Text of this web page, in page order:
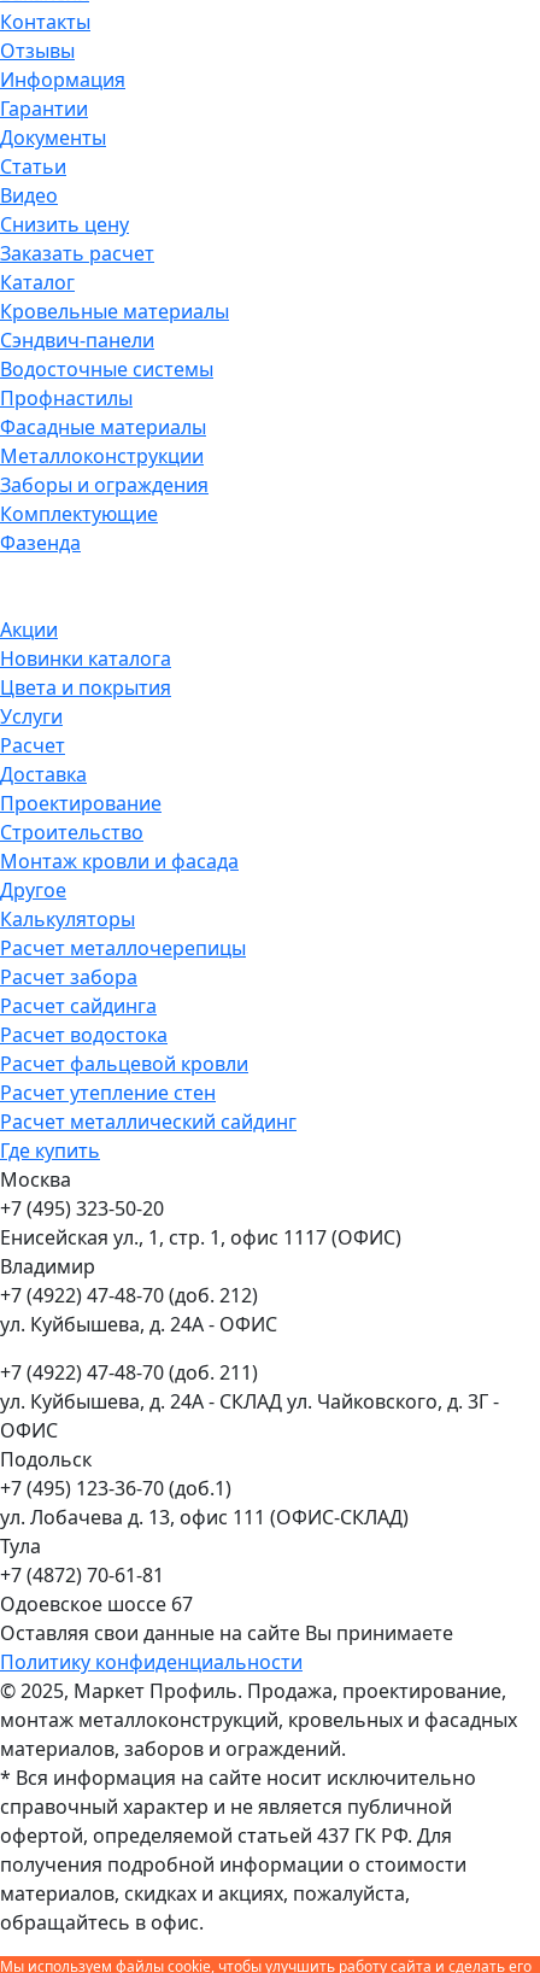
Контакты
Отзывы
Информация
Гарантии
Документы
Статьи
Видео
Снизить цену
Заказать расчет
Каталог
Кровельные материалы
Сэндвич-панели
Водосточные системы
Профнастилы
Фасадные материалы
Металлоконструкции
Заборы и ограждения
Комплектующие
Фазенда
Акции
Новинки каталога
Цвета и покрытия
Услуги
Расчет
Доставка
Проектирование
Строительство
Монтаж кровли и фасада
Другое
Калькуляторы
Расчет металлочерепицы
Расчет забора
Расчет сайдинга
Расчет водостока
Расчет фальцевой кровли
Расчет утепление стен
Расчет металлический сайдинг
Где купить
Москва
+7 (495) 323-50-20
Енисейская ул., 1, стр. 1, офис 1117 (ОФИС)
Владимир
+7 (4922) 47-48-70 (доб. 212)
ул. Куйбышева, д. 24А - ОФИС
+7 (4922) 47-48-70 (доб. 211)
ул. Куйбышева, д. 24А - СКЛАД ул. Чайковского, д. 3Г -
ОФИС
Подольск
+7 (495) 123-36-70 (доб.1)
ул. Лобачева д. 13, офис 111 (ОФИС-СКЛАД)
Тула
+7 (4872) 70-61-81
Одоевское шоссе 67
Оставляя свои данные на сайте Вы принимаете
Политику конфиденциальности
© 2025, Маркет Профиль. Продажа, проектирование,
монтаж металлоконструкций, кровельных и фасадных
материалов, заборов и ограждений.
* Вся информация на сайте носит исключительно
справочный характер и не является публичной
офертой, определяемой статьей 437 ГК РФ. Для
получения подробной информации о стоимости
материалов, скидках и акциях, пожалуйста,
обращайтесь в офис.
Мы используем файлы cookie, чтобы улучшить работу сайта и сделать его